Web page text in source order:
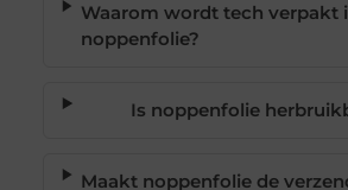
Waarom wordt tech verpakt
noppenfolie?
Is noppenfolie
Maakt noppenfolie de